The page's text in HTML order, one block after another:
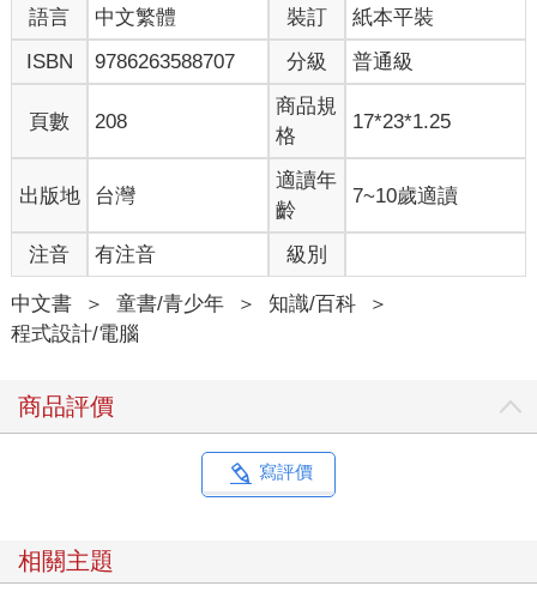
語言 中文繁體 裝訂
紙本平裝
ISBN
9786263588707 分級 普通級
頁數 208
商品規
格
17*23*1.25
出版地 台灣
適讀年
齡
7~10歲適讀
注音 有注音 級別
中文書 ＞ 童書/青少年 ＞ 知識/百科
＞
程式設計/電腦
商品評價
寫評價
相關主題